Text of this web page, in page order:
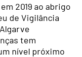
2019 ao abrigo
de Vigilância
tem
nível próximo